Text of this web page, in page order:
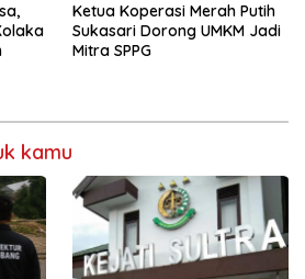
Ketua Koperasi Merah Putih
Sukasari Dorong UMKM Jadi
Mitra SPPG
kamu